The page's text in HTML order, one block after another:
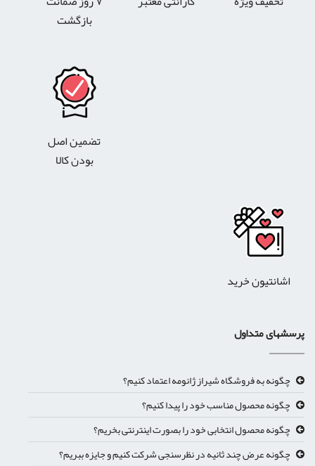
بازگشت
تضمین اصل
بودن کالا
اشانتیون خرید
پرسشهای متداول
چگونه به فروشگاه شیراز ژانومه اعتماد کنیم؟
چگونه محصول مناسب خود را پیدا کنیم؟
چگونه محصول انتخابی خود را بصورت اینترنتی بخریم؟
چگونه عرض چند ثانیه در نظرسنجی شرکت کنیم و جایزه ببریم؟